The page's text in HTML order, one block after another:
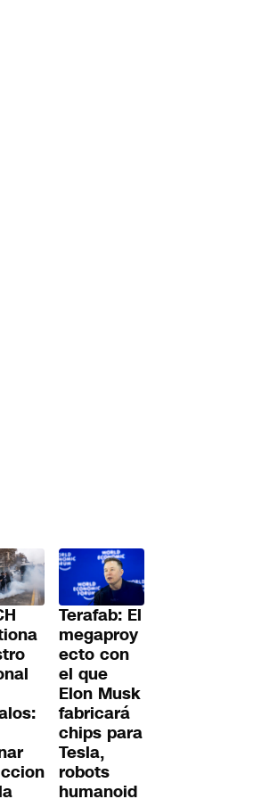
Terafab: El
megaproy
ecto con
el que
Elon Musk
fabricará
chips para
Tesla,
robots
humanoid